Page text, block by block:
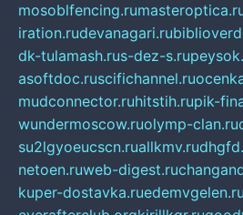
mosoblfencing.ru
iration.rudevanagari.ru
dk-tulamash.rus-dez-s.ru
asoftdoc.ruscifichannel.ru
mudconnector.ruhitstih.rupik-
wundermoscow.ruolymp-clan.ru
su2lgyoeucscn.ruallkmv.ru
netoen.ruweb-digest.ru
kuper-dostavka.ruedemvgelen.ru